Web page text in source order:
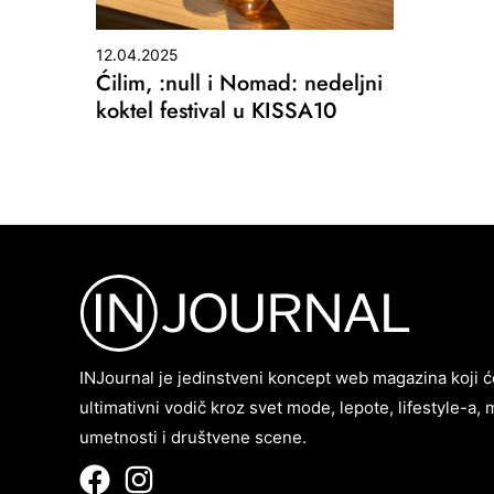
12.04.2025
Ćilim, :null i Nomad: nedeljni
koktel festival u KISSA10
INJournal je jedinstveni koncept web magazina koji
ultimativni vodič kroz svet mode, lepote, lifestyle-a,
umetnosti i društvene scene.